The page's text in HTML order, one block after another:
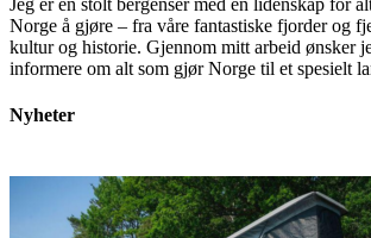
Jeg er en stolt bergenser med en lidenskap for
Norge å gjøre – fra våre fantastiske fjorder og
kultur og historie. Gjennom mitt arbeid ønsker
informere om alt som gjør Norge til et spesielt
Nyheter